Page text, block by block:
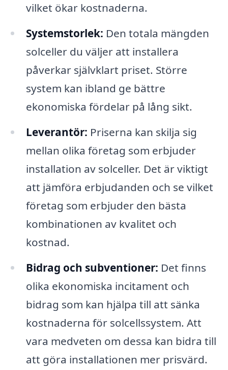
vilket ökar kostnaderna.
Systemstorlek: Den totala mängden
solceller du väljer att installera
påverkar självklart priset. Större
system kan ibland ge bättre
ekonomiska fördelar på lång sikt.
Leverantör: Priserna kan skilja sig
mellan olika företag som erbjuder
installation av solceller. Det är viktigt
att jämföra erbjudanden och se vilket
företag som erbjuder den bästa
kombinationen av kvalitet och
kostnad.
Bidrag och subventioner: Det finns
olika ekonomiska incitament och
bidrag som kan hjälpa till att sänka
kostnaderna för solcellssystem. Att
vara medveten om dessa kan bidra till
att göra installationen mer prisvärd.